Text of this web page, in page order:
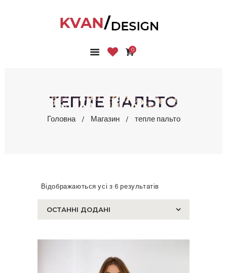
0
ТЕПЛЕ ПАЛЬТО
Головна Магазин тепле пальто
ГОЛОВНА
ПРО НАС
БЛОГ
Відображаються усі з 6 результатів